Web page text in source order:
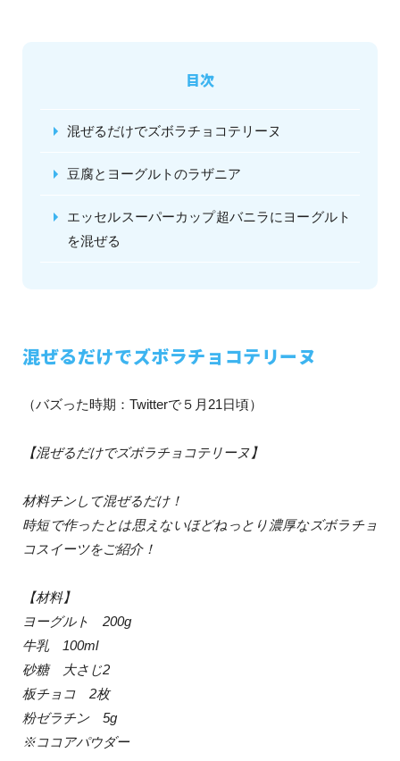
目次
混ぜるだけでズボラチョコテリーヌ
豆腐とヨーグルトのラザニア
エッセルスーパーカップ超バニラにヨーグルト
を混ぜる
混ぜるだけでズボラチョコテリーヌ
（バズった時期：Twitterで５月21日頃）
【混ぜるだけでズボラチョコテリーヌ】
材料チンして混ぜるだけ！
時短で作ったとは思えないほどねっとり濃厚なズボラチョ
コスイーツをご紹介！
【材料】
ヨーグルト 200g
牛乳 100ml
砂糖 大さじ2
板チョコ 2枚
粉ゼラチン 5g
※ココアパウダー